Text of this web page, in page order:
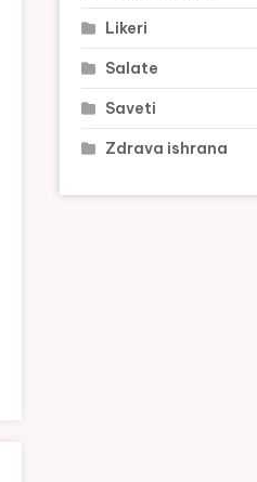
Likeri
Salate
Saveti
Zdrava ishrana